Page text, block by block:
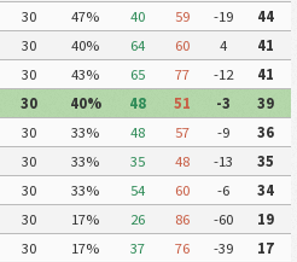
30 47% 40 59 -19
44
30 40% 64 60 4
41
30 43% 65 77 -12
41
30 40% 48 51 -3
39
30 33% 48 57 -9
36
30 33% 35 48 -13
35
30 33% 54 60 -6
34
30 17% 26 86 -60
19
30 17% 37 76 -39
17